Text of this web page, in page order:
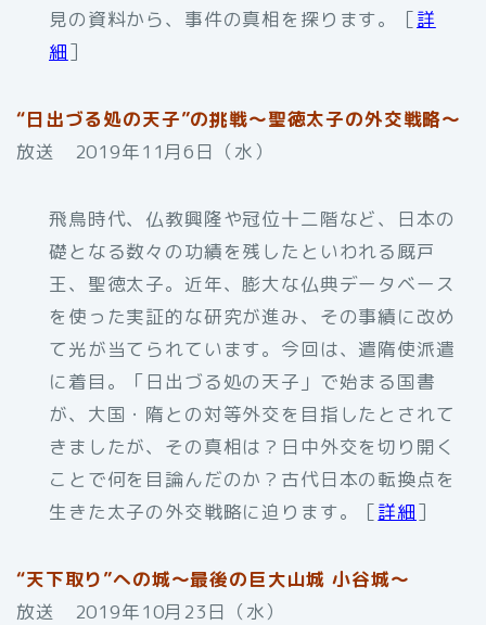
見の資料から、事件の真相を探ります。［詳
細］
“日出づる処の天子”の挑戦～聖徳太子の外交戦略～
放送 2019年11月6日（水）
飛鳥時代、仏教興隆や冠位十二階など、日本の
礎となる数々の功績を残したといわれる厩戸
王、聖徳太子。近年、膨大な仏典データベース
を使った実証的な研究が進み、その事績に改め
て光が当てられています。今回は、遣隋使派遣
に着目。「日出づる処の天子」で始まる国書
が、大国・隋との対等外交を目指したとされて
きましたが、その真相は？日中外交を切り開く
ことで何を目論んだのか？古代日本の転換点を
生きた太子の外交戦略に迫ります。［詳細］
“天下取り”への城～最後の巨大山城 小谷城～
放送 2019年10月23日（水）